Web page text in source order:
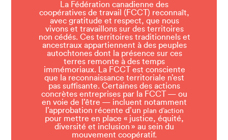
La Fédération canadienne des
coopératives de travail (FCCT) reconnaît,
avec gratitude et respect, que nous
vivons et travaillons sur des territoires
non cédés. Ces territoires traditionnels et
ancestraux appartiennent à des peuples
autochtones dont la présence sur ces
terres remonte à des temps
immémoriaux. La FCCT est consciente
que la reconnaissance territoriale n’est
pas suffisante. Certaines des actions
concrètes entreprises par la FCCT — ou
en voie de l’être — incluent notamment
l’approbation récente d’un plan d’action
pour mettre en place « justice, équité,
diversité et inclusion » au sein du
mouvement coopératif.